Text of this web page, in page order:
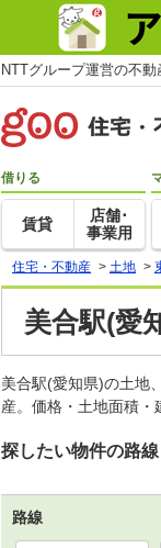
NTTグループ運営の不
借りる
賃貸
店舗･
事業用
住宅・不動産 > 土地 >
美合駅(愛
美合駅(愛知県)の土地
産。価格・土地面積・
探したい物件の路
路線